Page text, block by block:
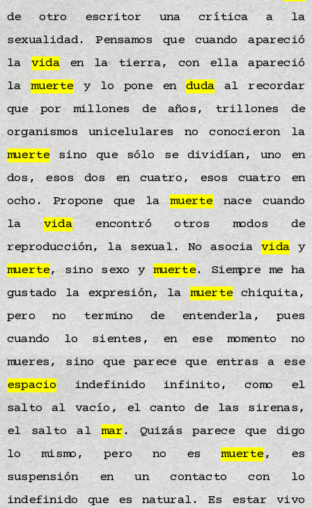
de otro escritor una crítica a la
sexualidad. Pensamos que cuando apareció
lavidaen la tierra, con ella apareció
lamuertey lo pone endudaal recordar
que por millones de años, trillones de
organismos unicelulares no conocieron la
muertesino que sólo se dividían, uno en
dos, esos dos en cuatro, esos cuatro en
ocho. Propone que lamuertenace cuando
la vidaencontró otros modos de
reproducción, la sexual. No asociaviday
muerte, sino sexo y muerte. Siempre me ha
gustado la expresión, la muertechiquita,
pero no termino de entenderla, pues
cuando lo sientes, en ese momento no
mueres, sino que parece que entras a ese
espacioindefinido infinito, como el
salto al vacío, el canto de las sirenas,
el salto almar. Quizás parece que digo
lo mismo, pero no esmuerte, es
suspensión en un contacto con lo
indefinido que es natural. Es estar vivo